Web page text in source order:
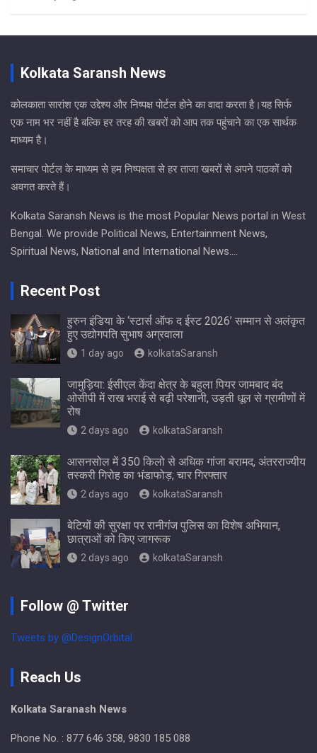
Kolkata Saransh News
कोलकाता सारांश एक उद्देश्य और निष्पक्ष पोर्टल होने का वादा करता है।यह सिर्फ
एक नाम भर नहीं है बल्कि हर तरह की खबरों को आप तक पहुंचाने का एक सार्थक
माध्यम है।
समाचार पोर्टल के माध्यम से हम निष्पक्षता से हर ताजा खबरों से अपने पाठकों को
अवगत करते हैं।
Kolkata Saransh News is the most Popular News portal in West
Bengal. We provide Political News, Entertainment News,
Spiritual News, National and International News….
Recent Post
हुरुन इंडिया के ‘स्टार्स ऑफ द ईस्ट 2026’ सम्मान से अलंकृत
हुए उद्योगपति सुभाष अग्रवाला
1 day ago kolkataSaransh
जामुड़िया: ईसीएल केंदा क्षेत्र के बहुला पियर जामबाद बंद
ओसीपी में राख भराई से बढ़ी परेशानी, उड़ती धूल से ग्रामीणों में
रोष
2 days ago kolkataSaransh
आसनसोल में 350 किलो से अधिक गांजा बरामद, अंतरराज्यीय
तस्करी गिरोह का भंडाफोड़; चार गिरफ्तार
2 days ago kolkataSaransh
बेटियों की सुरक्षा पर रानीगंज पुलिस का विशेष अभियान,
छात्राओं को किए जागरूक
2 days ago kolkataSaransh
Follow @ Twitter
Tweets by @DesignOrbital
Reach Us
Kolkata Saranash News
Phone No. : 877 646 358, 9830 185 088